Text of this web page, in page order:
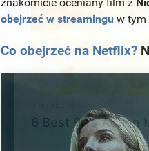
obejrzeć w streamingu w tym
Co obejrzeć na Netflix?
6 Best 90’s Action